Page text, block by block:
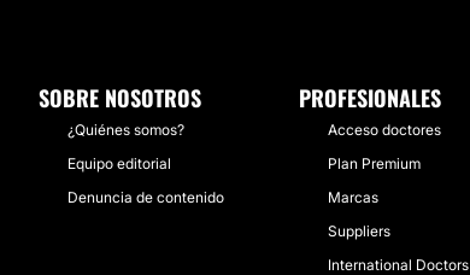
SOBRE NOSOTROS
¿Quiénes somos?
Equipo editorial
Denuncia de contenido
PROFESIONALES
Acceso doctores
Plan Premium
Marcas
Suppliers
International Doctors